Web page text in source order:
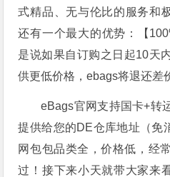
式精品、无与伦比的服务和
还有一个最大的优势：【
是说如果自订购之日起10天
供更低价格，ebags将退还差
eBags官网支持国卡+转
提供给您的DE仓库地址（免
网包包品类全，价格低，经
过！接下来小天就带大家来